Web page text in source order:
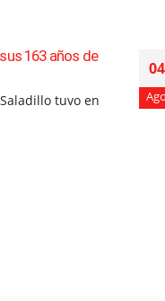
163 años de
tuvo en
04
Ago